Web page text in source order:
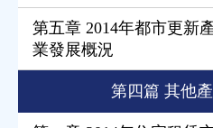
第五章 2014年都市更新
業發展概況
第四篇 其他